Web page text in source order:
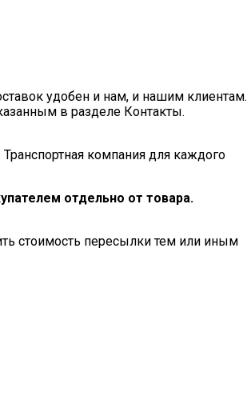
удобен и нам, и нашим клиентам.
в разделе Контакты.
компания для каждого
отдельно от товара.
стоимость пересылки тем или иным